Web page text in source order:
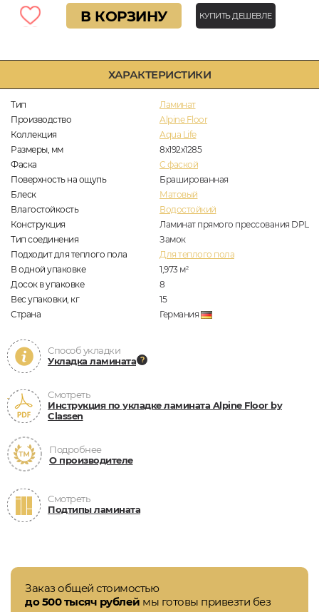
ХАРАКТЕРИСТИКИ
Тип
Ламинат
Производство
Alpine Floor
Коллекция
Aqua Life
Размеры, мм
8х192х1285
Фаска
C фаской
Поверхность на ощупь
Брашированная
Блеск
Матовый
Влагостойкость
Водостойкий
Конструкция
Ламинат прямого прессования DPL
Тип соединения
Замок
Подходит для теплого пола
Для теплого пола
В одной упаковке
1,973 м2
Досок в упаковке
8
Вес упаковки, кг
15
Страна
Германия
Способ укладки
Укладка ламината
Смотреть
Инструкция по укладке ламината Alpine Floor by
Classen
Подробнее
О производителе
Смотреть
Подтипы ламината
В КОРЗИНУ КУПИТЬ ДЕШЕВЛЕ
Заказ общей стоимостью
до 500 тысяч рублей мы готовы привезти без